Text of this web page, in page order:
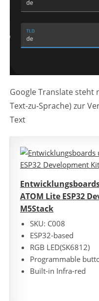
Google Translate steht
Text-zu-Sprache) zur
Text
ATOM Lite ESP32
M5Stack
SKU: C008
ESP32-based
RGB LED(SK6812)
Programmable
Built-in Infra-red